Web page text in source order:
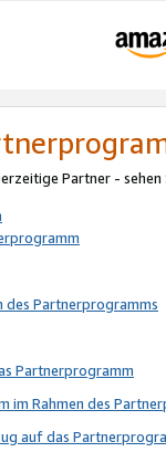
Partner - sehen
des Partnerprogramms
Partnerprogramm
im Rahmen des
auf das